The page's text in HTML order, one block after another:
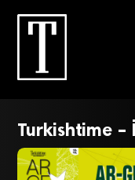
Turkishtime –